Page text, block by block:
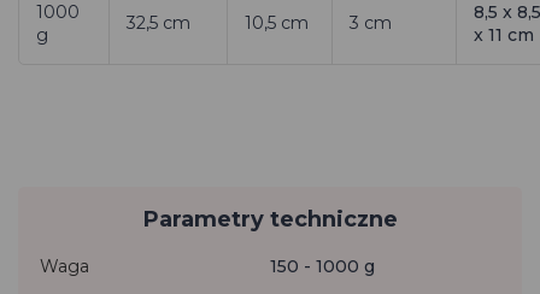
1000
g
32,5 cm 10,5 cm 3 cm
8,5 x 8,5
x 11 cm
Parametry techniczne
Waga 150 - 1000 g